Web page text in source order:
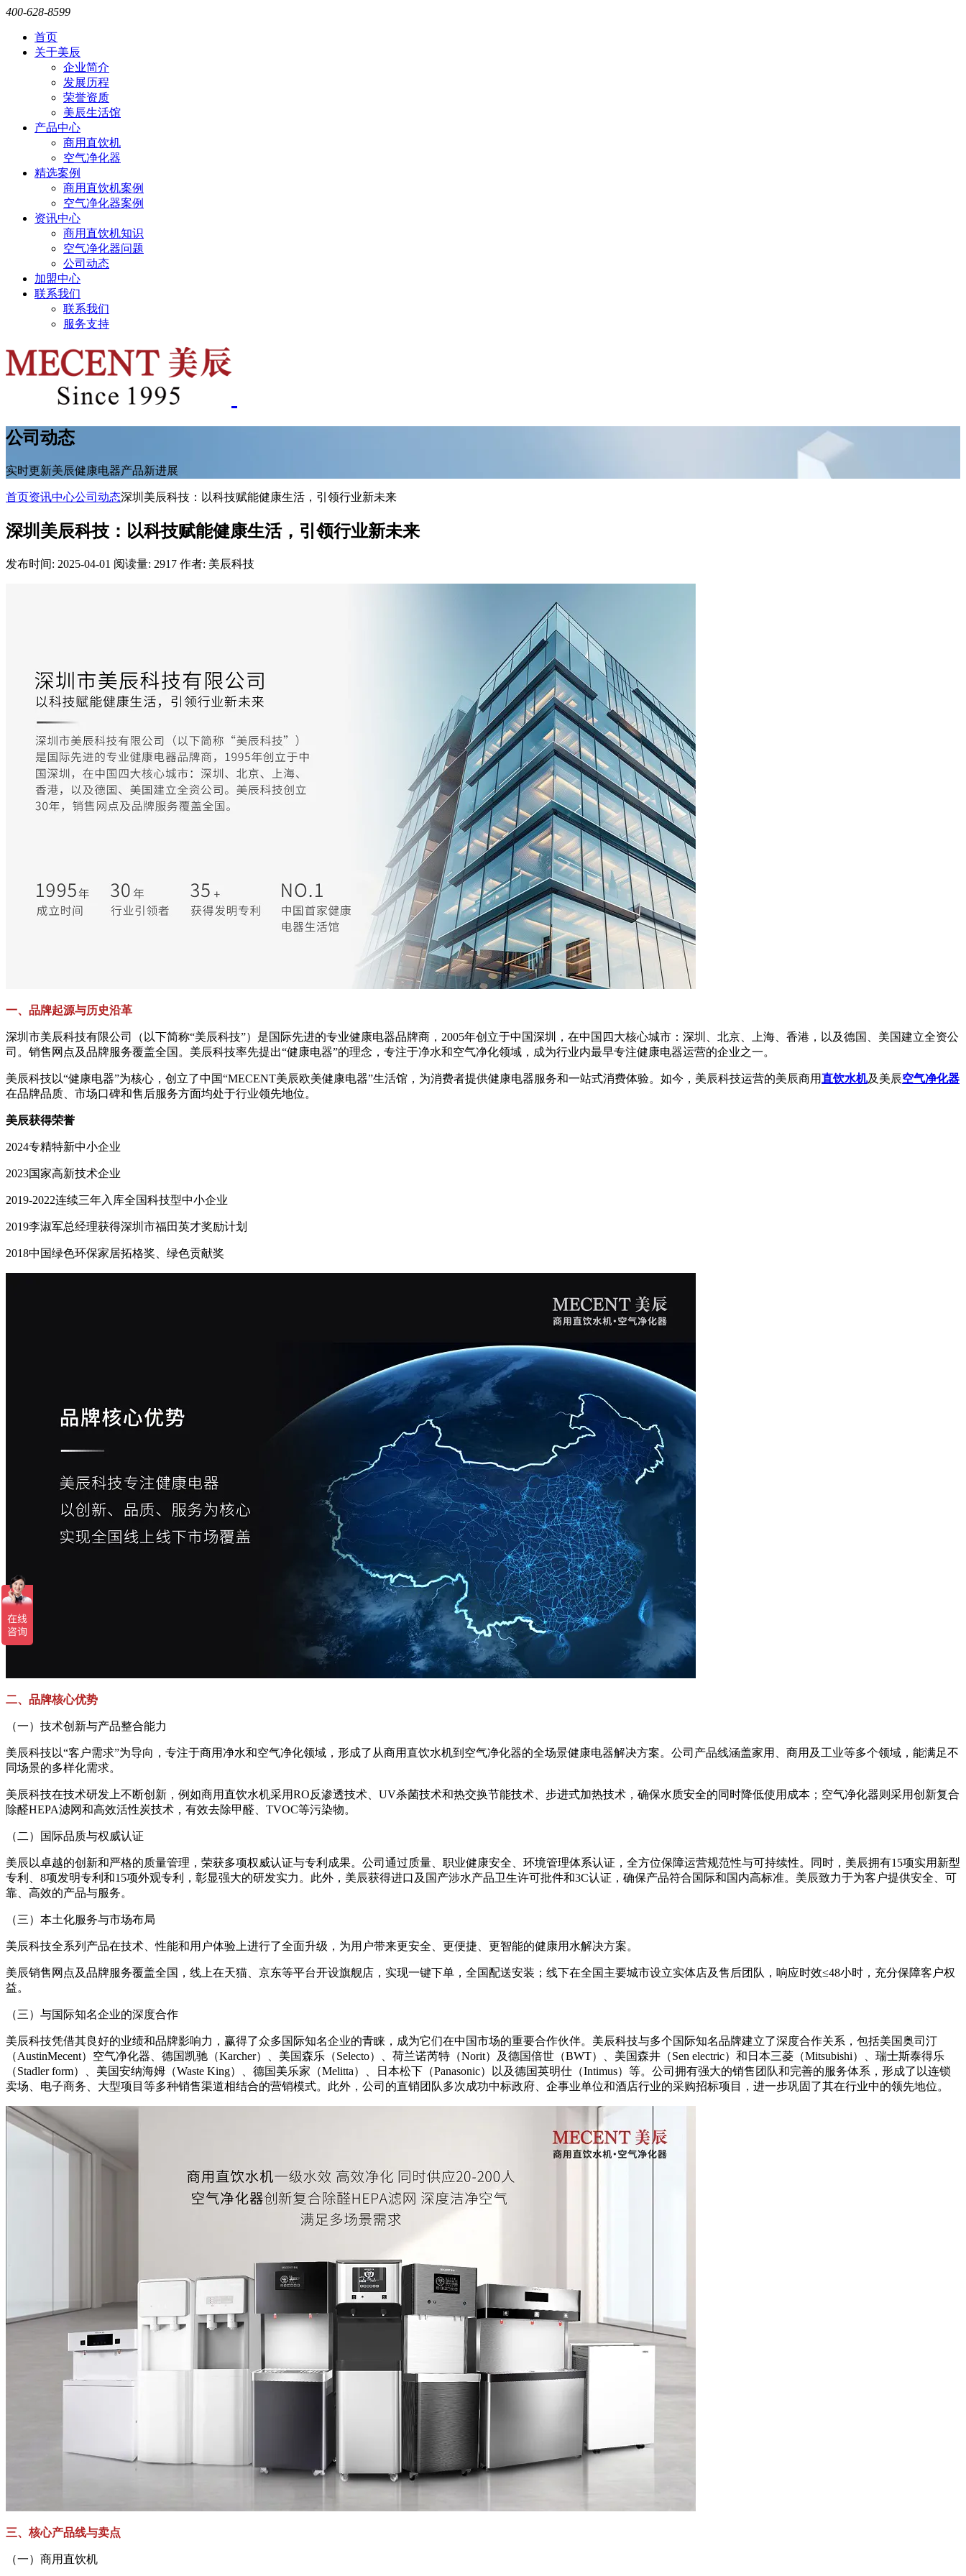
400-628-8599
首页
关于美辰
企业简介
发展历程
荣誉资质
美辰生活馆
产品中心
商用直饮机
空气净化器
精选案例
商用直饮机案例
空气净化器案例
资讯中心
商用直饮机知识
空气净化器问题
公司动态
加盟中心
联系我们
联系我们
服务支持
公司动态
实时更新美辰健康电器产品新进展
首页资讯中心公司动态深圳美辰科技：以科技赋能健康生活，引领行业新未来
深圳美辰科技：以科技赋能健康生活，引领行业新未来
发布时间: 2025-04-01 阅读量: 2917 作者: 美辰科技
一、品牌起源与历史沿革
深圳市美辰科技有限公司（以下简称“美辰科技”）是国际先进的专业健康电器品牌商，2005年创立于中国深圳，在中国四大核心城市：深圳、北京、上海、香港，以及德国、美国建立全资公
司。销售网点及品牌服务覆盖全国。美辰科技率先提出“健康电器”的理念，专注于净水和空气净化领域，成为行业内最早专注健康电器运营的企业之一。
美辰科技以“健康电器”为核心，创立了中国“MECENT美辰欧美健康电器”生活馆，为消费者提供健康电器服务和一站式消费体验。如今，美辰科技运营的美辰商用直饮水机及美辰空气净化器
在品牌品质、市场口碑和售后服务方面均处于行业领先地位。
美辰获得荣誉
2024专精特新中小企业
2023国家高新技术企业
2019-2022连续三年入库全国科技型中小企业
2019李淑军总经理获得深圳市福田英才奖励计划
2018中国绿色环保家居拓格奖、绿色贡献奖
二、品牌核心优势
（一）技术创新与产品整合能力
美辰科技以“客户需求”为导向，专注于商用净水和空气净化领域，形成了从商用直饮水机到空气净化器的全场景健康电器解决方案。公司产品线涵盖家用、商用及工业等多个领域，能满足不
同场景的多样化需求。
美辰科技在技术研发上不断创新，例如商用直饮水机采用RO反渗透技术、UV杀菌技术和热交换节能技术、步进式加热技术，确保水质安全的同时降低使用成本；空气净化器则采用创新复合
除醛HEPA滤网和高效活性炭技术，有效去除甲醛、TVOC等污染物。
（二）国际品质与权威认证
美辰以卓越的创新和严格的质量管理，荣获多项权威认证与专利成果。公司通过质量、职业健康安全、环境管理体系认证，全方位保障运营规范性与可持续性。同时，美辰拥有15项实用新型
专利、8项发明专利和15项外观专利，彰显强大的研发实力。此外，美辰获得进口及国产涉水产品卫生许可批件和3C认证，确保产品符合国际和国内高标准。美辰致力于为客户提供安全、可
靠、高效的产品与服务。
（三）本土化服务与市场布局
美辰科技全系列产品在技术、性能和用户体验上进行了全面升级，为用户带来更安全、更便捷、更智能的健康用水解决方案。
美辰销售网点及品牌服务覆盖全国，线上在天猫、京东等平台开设旗舰店，实现一键下单，全国配送安装；线下在全国主要城市设立实体店及售后团队，响应时效≤48小时，充分保障客户权
益。
（三）与国际知名企业的深度合作
美辰科技凭借其良好的业绩和品牌影响力，赢得了众多国际知名企业的青睐，成为它们在中国市场的重要合作伙伴。美辰科技与多个国际知名品牌建立了深度合作关系，包括美国奥司汀
（AustinMecent）空气净化器、德国凯驰（Karcher）、美国森乐（Selecto）、荷兰诺芮特（Norit）及德国倍世（BWT）、美国森井（Sen electric）和日本三菱（Mitsubishi）、瑞士斯泰得乐
（Stadler form）、美国安纳海姆（Waste King）、德国美乐家（Melitta）、日本松下（Panasonic）以及德国英明仕（Intimus）等。公司拥有强大的销售团队和完善的服务体系，形成了以连锁
卖场、电子商务、大型项目等多种销售渠道相结合的营销模式。此外，公司的直销团队多次成功中标政府、企事业单位和酒店行业的采购招标项目，进一步巩固了其在行业中的领先地位。
三、核心产品线与卖点
（一）商用直饮机